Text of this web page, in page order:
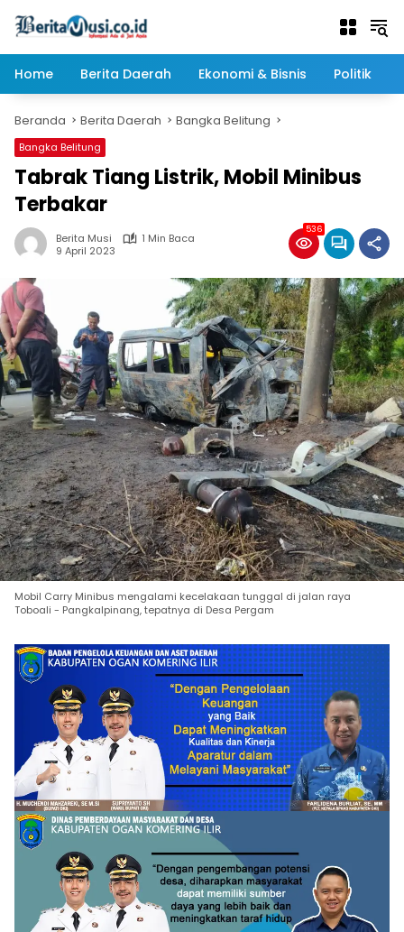
Home
Berita Daerah Ekonomi & Bisnis Politik
Beranda Berita Daerah Bangka Belitung
Bangka Belitung
Tabrak Tiang Listrik, Mobil Minibus
Terbakar
Berita Musi
1 Min Baca
9 April 2023
536
Mobil Carry Minibus mengalami kecelakaan tunggal di jalan raya
Toboali - Pangkalpinang, tepatnya di Desa Pergam